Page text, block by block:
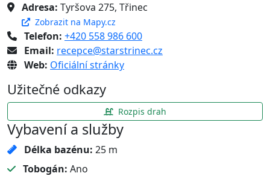
Adresa: Tyršova 275, Třinec
Zobrazit na Mapy.cz
Telefon: +420 558 986 600
Email: recepce@starstrinec.cz
Web: Oficiální stránky
Užitečné odkazy
Rozpis drah
Vybavení a služby
Délka bazénu: 25 m
Tobogán: Ano